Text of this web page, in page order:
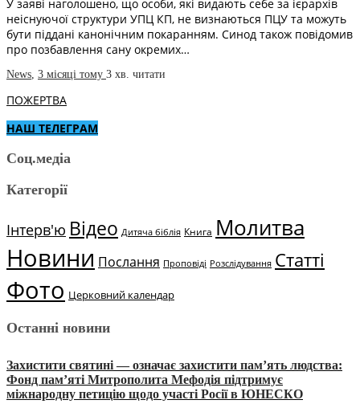
У заяві наголошено, що особи, які видають себе за ієрархів
неіснуючої структури УПЦ КП, не визнаються ПЦУ та можуть
бути піддані канонічним покаранням. Синод також повідомив
про позбавлення сану окремих…
News, 3 місяці тому 3 хв. читати
ПОЖЕРТВА
НАШ ТЕЛЕГРАМ
Соц.медіа
Категорії
Інтерв'ю Відео Дитяча біблія Книга Молитва
Новини Послання Проповіді Розслідування Статті
Фото Церковний календар
Останні новини
Захистити святині — означає захистити пам’ять людства:
Фонд пам’яті Митрополита Мефодія підтримує
міжнародну петицію щодо участі Росії в ЮНЕСКО